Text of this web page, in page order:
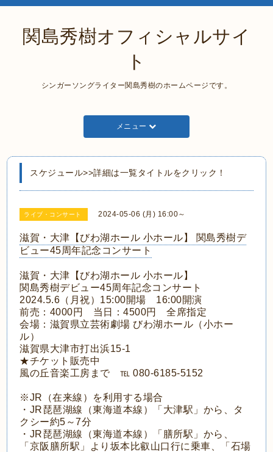
関島秀樹オフィシャルサイ
ト
シンガーソングライター関島秀樹のホームページです。
メニュー
スケジュール>>詳細は一覧タイトルをクリック！
ライブ・コンサート 2024-05-06 (月) 16:00～
滋賀・大津【びわ湖ホール 小ホール】 関島秀樹デ
ビュー45周年記念コンサート
滋賀・大津【びわ湖ホール 小ホール】
関島秀樹デビュー45周年記念コンサート
2024.5.6（月祝） 15:00開場 16:00開演
前売：4000円 当日：4500円 全席指定
会場：滋賀県立芸術劇場 びわ湖ホール（小ホー
ル）
滋賀県大津市打出浜15-1
★チケット販売中
風の丘音楽工房まで ℡ 080-6185-5152
※JR（在来線）を利用する場合
・JR琵琶湖線（東海道本線）「大津駅」から、タ
クシー約5～7分
・JR琵琶湖線（東海道本線）「膳所駅」から、
「京阪膳所駅」より坂本比叡山口行に乗車、「石場